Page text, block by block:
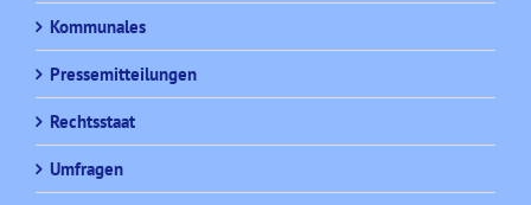
Kommunales
Pressemitteilungen
Rechtsstaat
Umfragen